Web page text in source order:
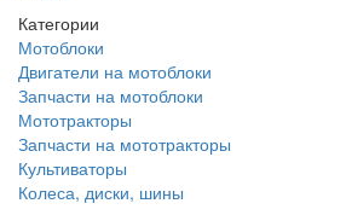
Категории
Мотоблоки
Двигатели на мотоблоки
Запчасти на мотоблоки
Мототракторы
Запчасти на мототракторы
Культиваторы
Колеса, диски, шины